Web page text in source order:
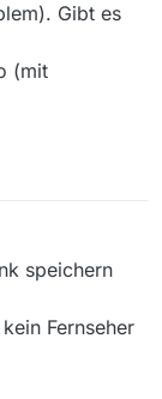
Gibt es
(mit
speichern
Fernseher